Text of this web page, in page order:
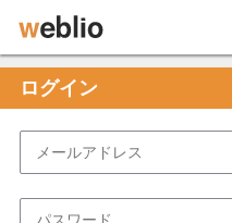
ログイン